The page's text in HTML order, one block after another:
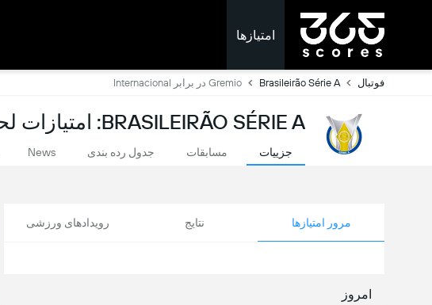
امتیازها
فوتبال Brasileirão Série A Gremio در برابر Internacional
BRASILEIRÃO SÉRIE A: امتیازات لحظه ای
جزییات مسابقات جدول رده بندی News
مرور امتیازها نتایج رویدادهای ورزشی
امروز